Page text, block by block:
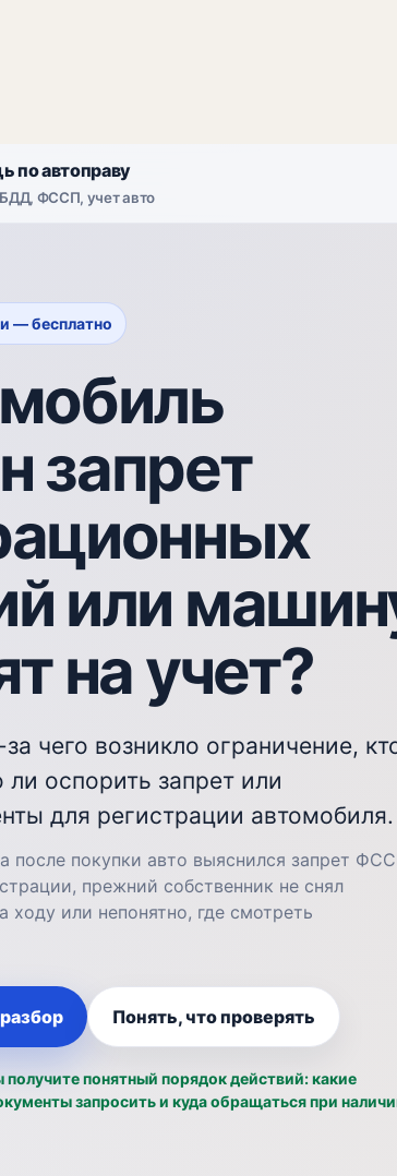
по автоправу
ФССП, учет авто
— бесплатно
запрет
или
на учет?
чего возникло ограничение,
оспорить запрет или
для регистрации автомобиля.
после покупки авто выяснился запрет
прежний собственник не снял
ходу или непонятно, где смотреть
Понять, что проверять
понятный порядок действий: какие
запросить и куда обращаться при